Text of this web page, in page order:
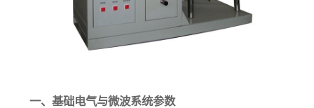
一、基础电气与微波系统参数